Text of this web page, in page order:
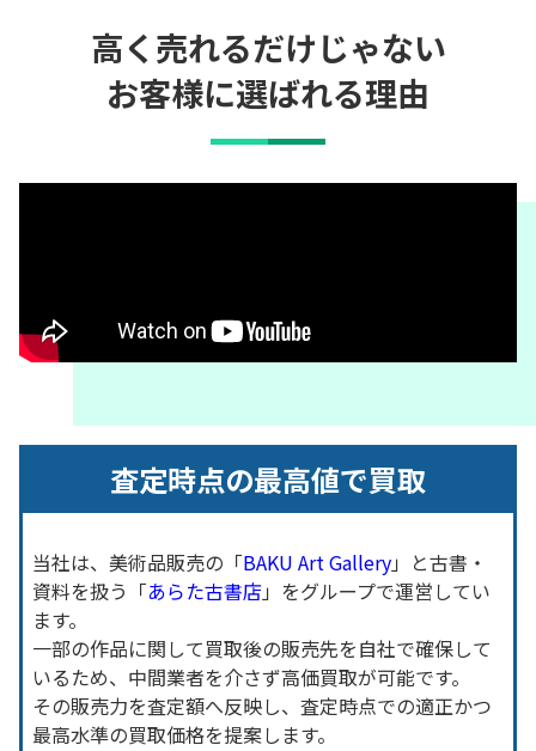
高く売れるだけじゃない
お客様に選ばれる理由
査定時点の最高値で買取
当社は、美術品販売の「BAKU Art Gallery」と古書・
資料を扱う「あらた古書店」をグループで運営してい
ます。
一部の作品に関して買取後の販売先を自社で確保して
いるため、中間業者を介さず高価買取が可能です。
その販売力を査定額へ反映し、査定時点での適正かつ
最高水準の買取価格を提案します。